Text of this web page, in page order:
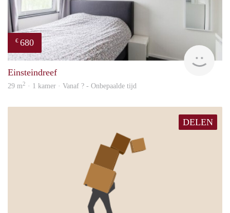
€ 680
Einsteindreef
29 m2 · 1 kamer · Vanaf ? - Onbepaalde tijd
DELEN